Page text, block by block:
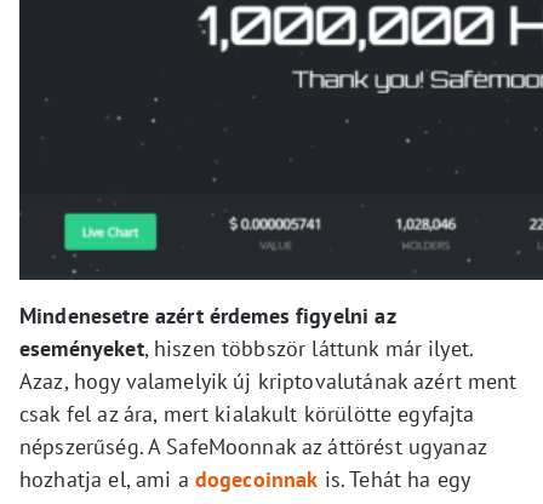
Mindenesetre azért érdemes figyelni az
eseményeket, hiszen többször láttunk már ilyet.
Azaz, hogy valamelyik új kriptovalutának azért ment
csak fel az ára, mert kialakult körülötte egyfajta
népszerűség. A SafeMoonnak az áttörést ugyanaz
hozhatja el, ami a dogecoinnak is. Tehát ha egy